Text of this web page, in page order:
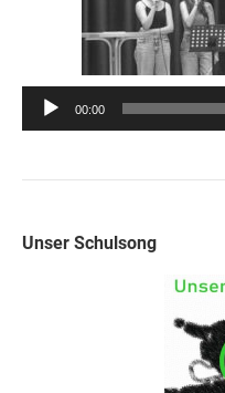
Audio-
00:00
Unser Schulsong